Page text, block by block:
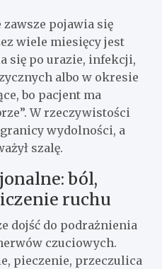
pojawia się
wiele miesięcy jest
się po urazie, infekcji,
albo w okresie
bo pacjent ma
W rzeczywistości
granicy wydolności, a
szalę.
ból,
ruchu
dojść do podrażnienia
czuciowych.
pieczenie, przeczulica